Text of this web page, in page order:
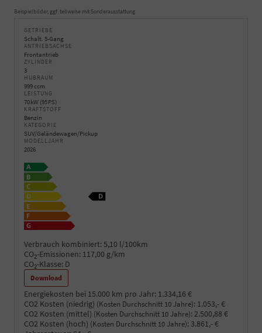
Beispielbilder, ggf. teilweise mit Sonderausstattung
GETRIEBE
Schalt. 5-Gang
ANTRIEBSACHSE
Frontantrieb
ZYLINDER
3
HUBRAUM
999 ccm
LEISTUNG
70 kW (95 PS)
KRAFTSTOFF
Benzin
KATEGORIE
SUV/Geländewagen/Pickup
MODELLJAHR
2026
Verbrauch kombiniert: 5,10 l/100km
CO2-Emissionen: 117,00 g/km
CO2-Klasse: D
Download
Energiekosten bei 15.000 km pro Jahr: 1.334,16 €
CO2 Kosten (niedrig) (Kosten Durchschnitt 10 Jahre): 1.053,- €
CO2 Kosten (mittel) (Kosten Durchschnitt 10 Jahre): 2.500,88 €
CO2 Kosten (hoch) (Kosten Durchschnitt 10 Jahre): 3.861,- €